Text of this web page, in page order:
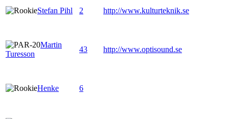
Stefan Pihl 2 http://www.kulturteknik.se
Martin
Turesson
43 http://www.optisound.se
Henke 6